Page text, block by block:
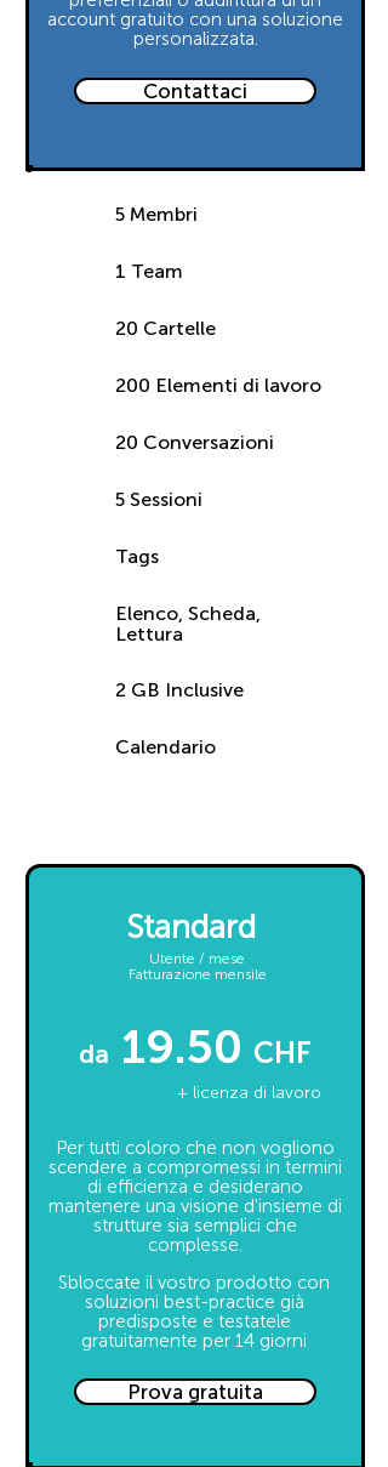
5 Membri
1 Team
20 Cartelle
200 Elementi di lavoro
20 Conversazioni
5 Sessioni
Tags
Elenco, Scheda,
Lettura
2 GB Inclusive
Calendario
account gratuito con una soluzione
personalizzata.
Contattaci
Standard
Utente / mese
Fatturazione mensile
da 19.50 CHF
+ licenza di lavoro
Per tutti coloro che non vogliono
scendere a compromessi in termini
di efficienza e desiderano
mantenere una visione d'insieme di
strutture sia semplici che
complesse.
Prova gratuita
Sbloccate il vostro prodotto con
soluzioni best-practice già
predisposte e testatele
gratuitamente per 14 giorni